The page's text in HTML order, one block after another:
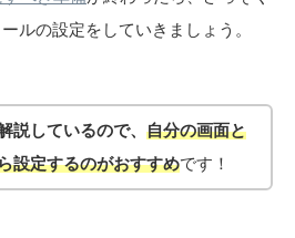
ルの設定をしていきましょう。
説しているので、自分の画面と
設定するのがおすすめです！